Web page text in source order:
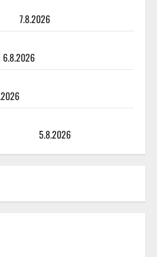
7.8.2026
6.8.2026
5.8.2026